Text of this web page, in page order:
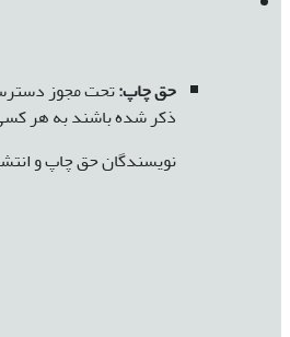
حق چاپ:تحت مجوز
ذکر شده باشند به هر کسی
نویسندگان حق چاپ و